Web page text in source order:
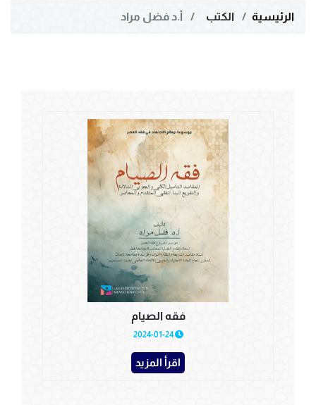
الرئيسية الكتب أ.د فضل مراد
فقه الصيام
2024-01-24
اقرأ المزيد